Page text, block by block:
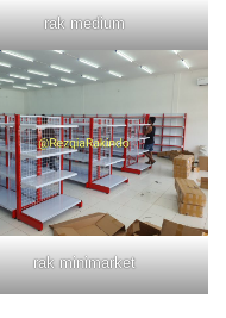
rak medium
rak minimarket